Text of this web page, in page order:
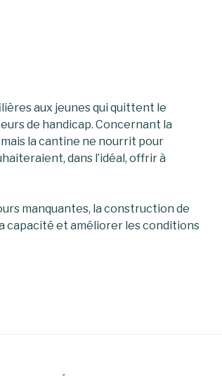
aux jeunes qui quittent le
de handicap. Concernant la
la cantine ne nourrit pour
dans l’idéal, offrir à
manquantes, la construction de
capacité et améliorer les conditions